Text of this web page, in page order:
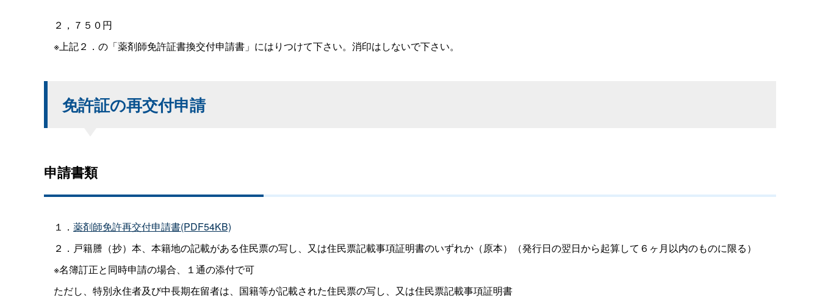
２，７５０円
※上記２．の「薬剤師免許証書換交付申請書」にはりつけて下さい。消印はしないで下さい。
免許証の再交付申請
申請書類
１． 薬剤師免許再交付申請書(PDF54KB)
２．戸籍謄（抄）本、本籍地の記載がある住民票の写し、又は住民票記載事項証明書のいずれか（原本）（発行日の翌日から起算して６ヶ月以内のものに限る）
※名簿訂正と同時申請の場合、１通の添付で可
ただし、特別永住者及び中長期在留者は、国籍等が記載された住民票の写し、又は住民票記載事項証明書